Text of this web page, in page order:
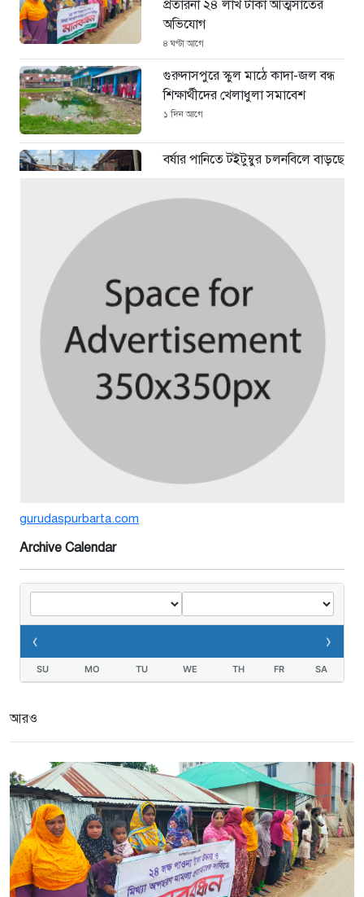
প্রতারনা ২৪ লাখ টাকা আত্মসাতের
অভিযোগ
৪ ঘণ্টা আগে
গুরুদাসপুরে স্কুল মাঠে কাদা-জল বন্ধ
শিক্ষার্থীদের খেলাধুলা সমাবেশ
১ দিন আগে
বর্ষার পানিতে টইটুম্বুর চলনবিলে বাড়ছে
৩ দিন আগে
সিন্ডিকেটের কবজায় পাটের বাজার,
শঙ্কিত জীবন-অনিরাপদ ব্যবসা প্রতিষ্ঠান
নিরাপত্তা চেয়ে ব্যবসায়ীর সংবাদ
সম্মেলন
৫ দিন আগে
বর্ষার পানিতে টইটুম্বুর চলনবিলাঞ্চলে
বাড়ছে ডিঙি নৌকার চাহিদা
তথ্যবিভ্রাট সংবাদের প্রতিবাদে
নেতাকে দায়মুক্ত করতে এলাকাবাসীর
মানববন্ধন ও সংবাদ সম্মেলন
৩ সপ্তাহ আগে
gurudaspurbarta.com
Archive Calendar
‹ ›
SU MO TU WE TH FR SA
আরও